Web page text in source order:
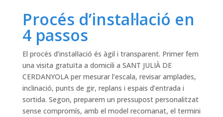
Procés d’instal·lació en
4 passos
El procés d’instal·lació és àgil i transparent. Primer fem
una visita gratuïta a domicili a SANT JULIÀ DE
CERDANYOLA per mesurar l’escala, revisar amplades,
inclinació, punts de gir, replans i espais d’entrada i
sortida. Segon, preparem un pressupost personalitzat
sense compromís, amb el model recomanat, el termini